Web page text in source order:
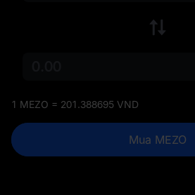
1 MEZO = 201.388695 VND
Mua MEZO